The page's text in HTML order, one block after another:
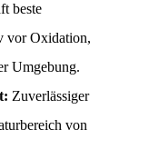
beste
vor Oxidation,
Umgebung.
Zuverlässiger
von